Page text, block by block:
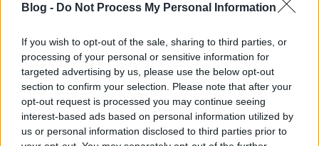
Blog - Do Not Process My Personal Information
If you wish to opt-out of the sale, sharing to third parties, or
processing of your personal or sensitive information for
targeted advertising by us, please use the below opt-out
section to confirm your selection. Please note that after your
opt-out request is processed you may continue seeing
interest-based ads based on personal information utilized by
us or personal information disclosed to third parties prior to
Sorsszerűség – Révész Sándor-interjú
rerecorder 2017. augusztus 23.
Révész Sándor a Generál és a Piramis énekeseként
írta be magát a magyar rocktörténetbe, az utóbbi